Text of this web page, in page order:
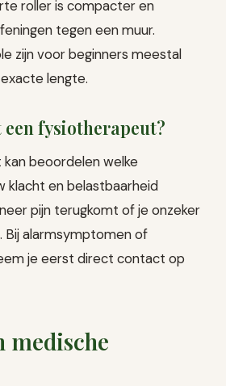
roller is compacter en
tegen een muur.
zijn voor beginners meestal
lengte.
fysiotherapeut?
beoordelen welke
klacht en belastbaarheid
pijn terugkomt of je onzeker
alarmsymptomen of
je eerst direct contact op
medische